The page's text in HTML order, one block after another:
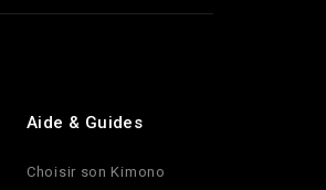
Aide & Guides
Choisir son Kimono